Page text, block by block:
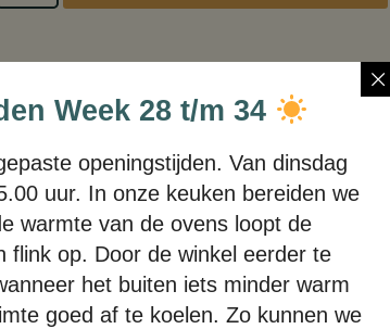
Week 28 t/m 34
openingstijden. Van dinsdag
uur. In onze keuken bereiden we
warmte van de ovens loopt de
flink op. Door de winkel eerder te
het buiten iets minder warm
goed af te koelen. Zo kunnen we